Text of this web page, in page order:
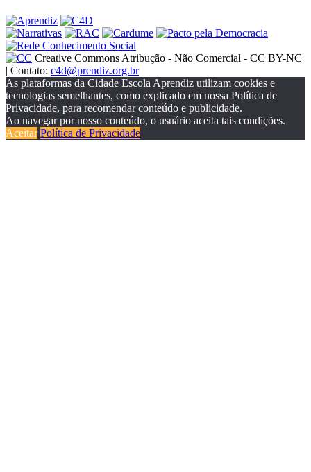
Creative Commons Atribução - Não Comercial - CC BY-NC
| Contato: c4d@prendiz.org.br
As plataformas da Cidade Escola Aprendiz utilizam cookies e
tecnologias semelhantes, como explicado em nossa Política de
Privacidade, para recomendar conteúdo e publicidade.
Ao navegar por nosso conteúdo, o usuário aceita tais condições.
Aceitar Política de Privacidade